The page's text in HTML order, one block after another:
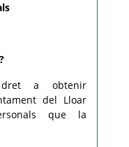
dret a obtenir
del Lloar
que la